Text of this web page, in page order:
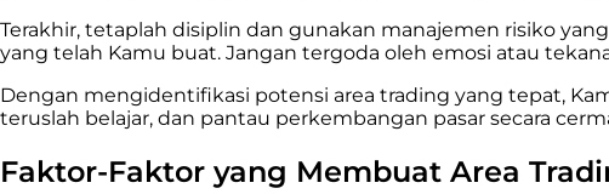
Terakhir, tetaplah disiplin dan gunakan manajemen risiko
yang telah Kamu buat. Jangan tergoda oleh emosi atau
Dengan mengidentifikasi potensi area trading yang tepat,
teruslah belajar, dan pantau perkembangan pasar secara
Faktor-Faktor yang Membuat Area